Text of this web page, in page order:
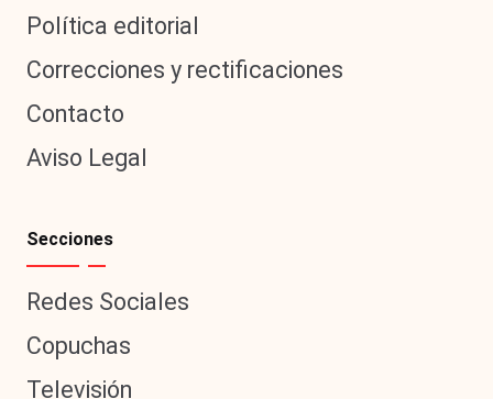
Política editorial
Correcciones y rectificaciones
Contacto
Aviso Legal
Secciones
Redes Sociales
Copuchas
Televisión